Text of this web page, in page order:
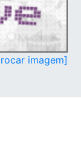
imagem]